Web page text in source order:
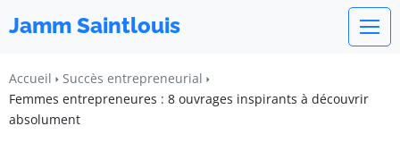
Jamm Saintlouis
Accueil
Succès entrepreneurial
Femmes entrepreneures : 8 ouvrages inspirants à découvrir
absolument